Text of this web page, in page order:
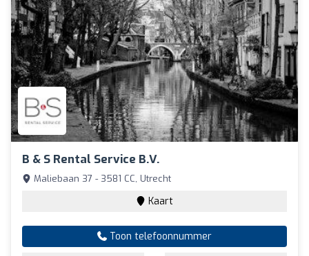
B & S Rental Service B.V.
Maliebaan 37 - 3581 CC, Utrecht
Kaart
Toon telefoonnummer